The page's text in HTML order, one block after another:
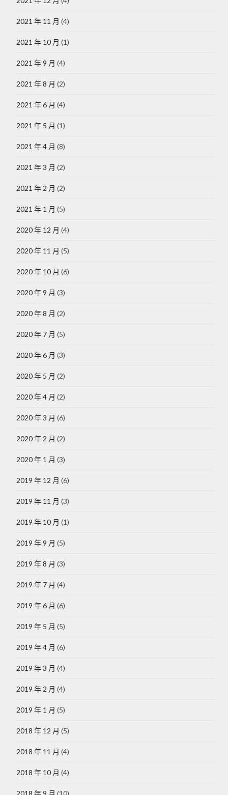
2021 年 11 月 (4)
2021 年 10 月 (1)
2021 年 9 月 (4)
2021 年 8 月 (2)
2021 年 6 月 (4)
2021 年 5 月 (1)
2021 年 4 月 (8)
2021 年 3 月 (2)
2021 年 2 月 (2)
2021 年 1 月 (5)
2020 年 12 月 (4)
2020 年 11 月 (5)
2020 年 10 月 (6)
2020 年 9 月 (3)
2020 年 8 月 (2)
2020 年 7 月 (5)
2020 年 6 月 (3)
2020 年 5 月 (2)
2020 年 4 月 (2)
2020 年 3 月 (6)
2020 年 2 月 (2)
2020 年 1 月 (3)
2019 年 12 月 (6)
2019 年 11 月 (3)
2019 年 10 月 (1)
2019 年 9 月 (5)
2019 年 8 月 (3)
2019 年 7 月 (4)
2019 年 6 月 (6)
2019 年 5 月 (5)
2019 年 4 月 (6)
2019 年 3 月 (4)
2019 年 2 月 (4)
2019 年 1 月 (5)
2018 年 12 月 (5)
2018 年 11 月 (4)
2018 年 10 月 (4)